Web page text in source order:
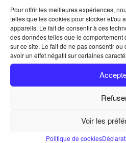
Pour offrir les meilleures expériences,
telles que les cookies pour stocker et/ou
appareils. Le fait de consentir à ces
des données telles que le
sur ce site. Le fait de ne pas consentir
avoir un effet négatif sur certaines
Voir les
Politique de cookies
DTF à la
Xiaomi imprimante
Ma Boutique